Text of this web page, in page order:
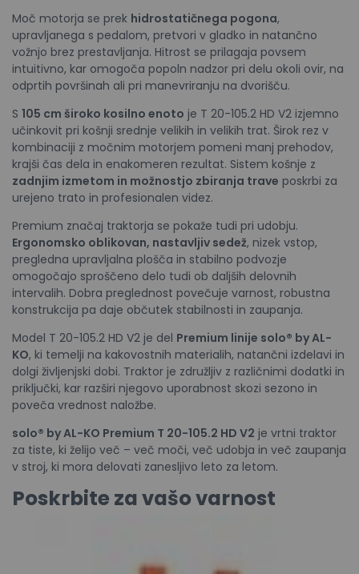
Moč motorja se prek hidrostatičnega pogona,
upravljanega s pedalom, pretvori v gladko in natančno
vožnjo brez prestavljanja. Hitrost se prilagaja povsem
intuitivno, kar omogoča popoln nadzor pri delu okoli ovir, na
odprtih površinah ali pri manevriranju na dvorišču.
S 105 cm široko kosilno enoto je T 20-105.2 HD V2 izjemno
učinkovit pri košnji srednje velikih in velikih trat. Širok rez v
kombinaciji z močnim motorjem pomeni manj prehodov,
krajši čas dela in enakomeren rezultat. Sistem košnje z
zadnjim izmetom in možnostjo zbiranja trave poskrbi za
urejeno trato in profesionalen videz.
Premium značaj traktorja se pokaže tudi pri udobju.
Ergonomsko oblikovan, nastavljiv sedež, nizek vstop,
pregledna upravljalna plošča in stabilno podvozje
omogočajo sproščeno delo tudi ob daljših delovnih
intervalih. Dobra preglednost povečuje varnost, robustna
konstrukcija pa daje občutek stabilnosti in zaupanja.
Model T 20-105.2 HD V2 je del Premium linije solo® by AL-
KO, ki temelji na kakovostnih materialih, natančni izdelavi in
dolgi življenjski dobi. Traktor je združljiv z različnimi dodatki in
priključki, kar razširi njegovo uporabnost skozi sezono in
poveča vrednost naložbe.
solo® by AL-KO Premium T 20-105.2 HD V2 je vrtni traktor
za tiste, ki želijo več – več moči, več udobja in več zaupanja
v stroj, ki mora delovati zanesljivo leto za letom.
Poskrbite za vašo varnost